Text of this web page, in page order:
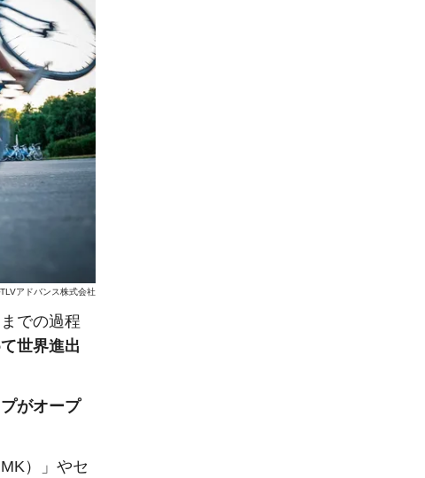
アドバンス株式会社
での過程
世界進出
がオープ
）」やセ